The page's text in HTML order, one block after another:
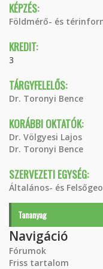
KÉPZÉS:
Földmérő- és
KREDIT:
3
TÁRGYFELELŐS:
Dr. Toronyi Bence
KORÁBBI OKTATÓK:
Dr. Völgyesi Lajos
Dr. Toronyi Bence
SZERVEZETI EGYSÉG:
Általános- és
Tananyag
Navigáció
Fórumok
Friss tartalom